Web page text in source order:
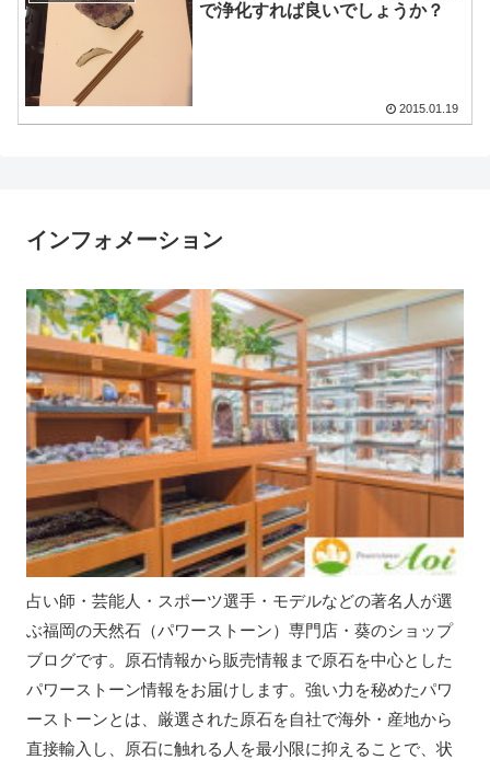
で浄化すれば良いでしょうか？
2015.01.19
インフォメーション
占い師・芸能人・スポーツ選手・モデルなどの著名人が選
ぶ福岡の天然石（パワーストーン）専門店・葵のショップ
ブログです。原石情報から販売情報まで原石を中心とした
パワーストーン情報をお届けします。強い力を秘めたパワ
ーストーンとは、厳選された原石を自社で海外・産地から
直接輸入し、原石に触れる人を最小限に抑えることで、状